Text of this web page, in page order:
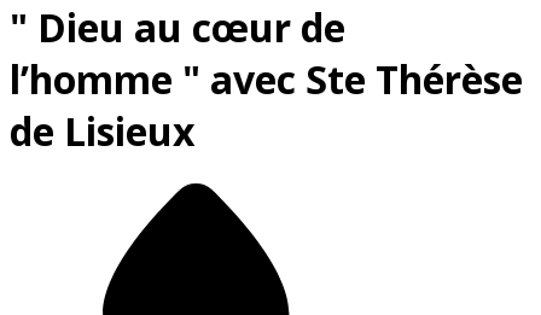
" Dieu au cœur de
l’homme " avec Ste Thérèse
de Lisieux